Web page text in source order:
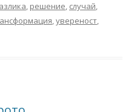
, решение, случай,
,увереност,